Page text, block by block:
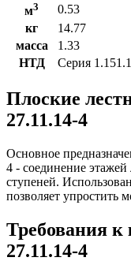
м3
0.53
кг
14.77
масса
1.33
НТД
Серия
Плоские
27.11.14-4
Основное
4 - соединение
ступеней.
позволяет упростить
Требования
27.11.14-4